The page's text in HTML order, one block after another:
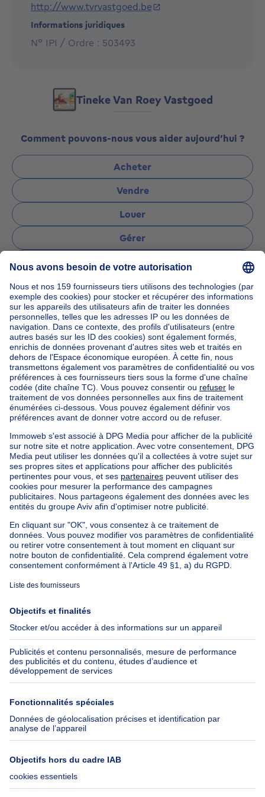
diensten en manier van werken toelichten. Tot gauw!
http://www.tvrvastgoed.be
Informations juridiques
N° IPI / Ordre : 503493
Tineke Van Roey Vastgoed
Comment pouvons-nous vous aider aujourd’hui ?
Acheter
Vendre
Louer
Gérer
Poser une question
Accueil
Agences immobilières
Agences immobilières à St-truiden
Tineke Van Roey Vastgoed
Nos maisons hors de la Belgique
Maison à vendre France
Maison à vendre Espagne
Maison à vendre Italie
Maison à vendre Luxembourg
Maison à vendre Pays-bas
Nos biens pas chèrsMaison à vendre pas cher
Appartements à louer pas cher
Nos biens à louer avec chambres
Appartement à vendre avec 3 chambres
Maison à vendre avec 3 chambres
Appartement à louer avec 3 chambres
Maison à louer avec 3 chambres
Appartement à louer avec 3 chambres Bruxelles-ville
À propos
Immoweb
Presse
Emplois
Groupe Axel Springer
SeLoger.com
Immowelt.de
Outils
Belfius
Assurances
Check-list déménagement
Aide
FAQ
Accessibilité
Contactez-nous
Suivez-nous
LinkedIn